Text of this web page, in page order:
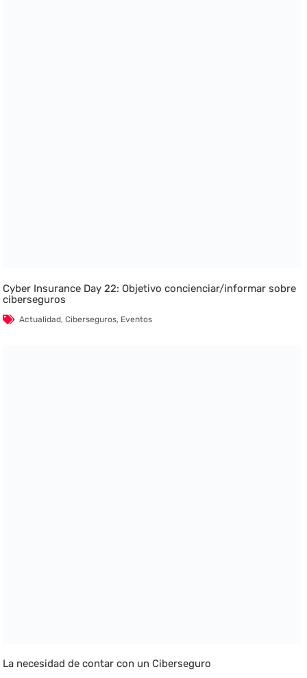
Cyber Insurance Day 22: Objetivo concienciar/informar sobre
ciberseguros
Actualidad,Ciberseguros, Eventos
La necesidad de contar con un Ciberseguro